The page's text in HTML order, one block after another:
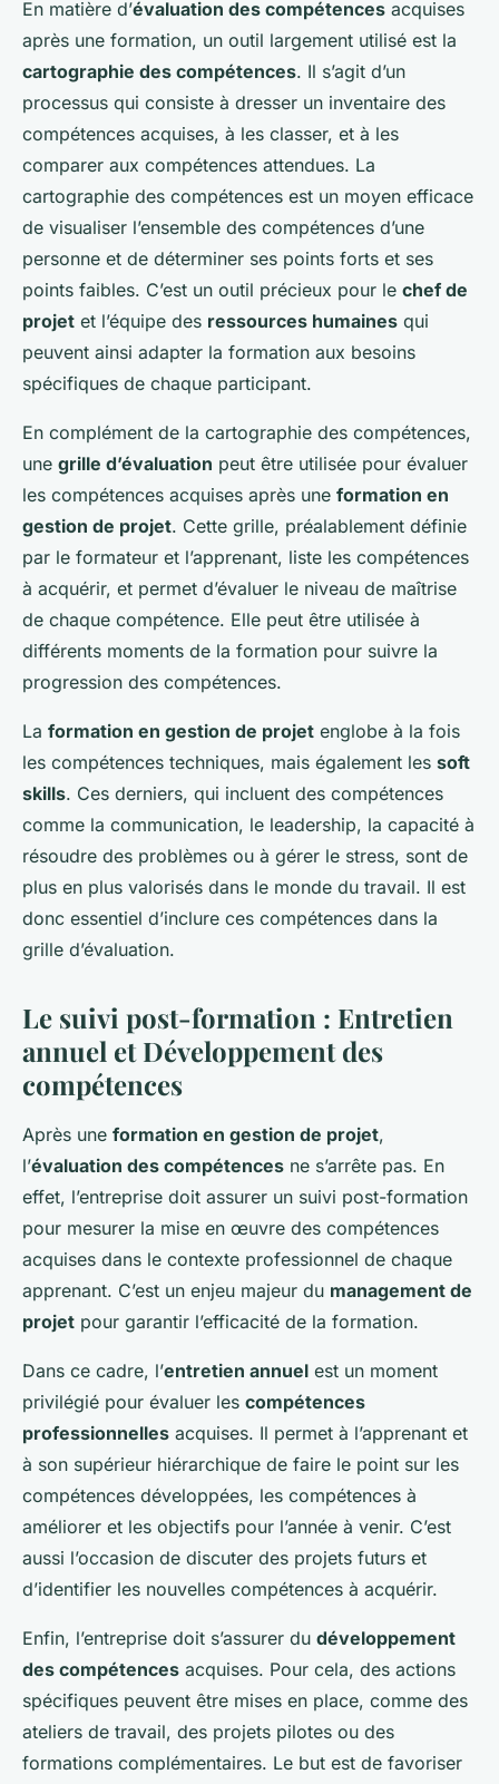
En matière d’évaluation des compétences acquises
après une formation, un outil largement utilisé est la
cartographie des compétences. Il s’agit d’un
processus qui consiste à dresser un inventaire des
compétences acquises, à les classer, et à les
comparer aux compétences attendues. La
cartographie des compétences est un moyen efficace
de visualiser l’ensemble des compétences d’une
personne et de déterminer ses points forts et ses
points faibles. C’est un outil précieux pour le chef de
projet et l’équipe des ressources humaines qui
peuvent ainsi adapter la formation aux besoins
spécifiques de chaque participant.
En complément de la cartographie des compétences,
une grille d’évaluation peut être utilisée pour évaluer
les compétences acquises après une formation en
gestion de projet. Cette grille, préalablement définie
par le formateur et l’apprenant, liste les compétences
à acquérir, et permet d’évaluer le niveau de maîtrise
de chaque compétence. Elle peut être utilisée à
différents moments de la formation pour suivre la
progression des compétences.
La formation en gestion de projet englobe à la fois
les compétences techniques, mais également les soft
skills. Ces derniers, qui incluent des compétences
comme la communication, le leadership, la capacité à
résoudre des problèmes ou à gérer le stress, sont de
plus en plus valorisés dans le monde du travail. Il est
donc essentiel d’inclure ces compétences dans la
grille d’évaluation.
Le suivi post-formation : Entretien
annuel et Développement des
compétences
Après une formation en gestion de projet,
l’évaluation des compétences ne s’arrête pas. En
effet, l’entreprise doit assurer un suivi post-formation
pour mesurer la mise en œuvre des compétences
acquises dans le contexte professionnel de chaque
apprenant. C’est un enjeu majeur du management de
projet pour garantir l’efficacité de la formation.
Dans ce cadre, l’entretien annuel est un moment
privilégié pour évaluer les compétences
professionnelles acquises. Il permet à l’apprenant et
à son supérieur hiérarchique de faire le point sur les
compétences développées, les compétences à
améliorer et les objectifs pour l’année à venir. C’est
aussi l’occasion de discuter des projets futurs et
d’identifier les nouvelles compétences à acquérir.
Enfin, l’entreprise doit s’assurer du développement
des compétences acquises. Pour cela, des actions
spécifiques peuvent être mises en place, comme des
ateliers de travail, des projets pilotes ou des
formations complémentaires. Le but est de favoriser